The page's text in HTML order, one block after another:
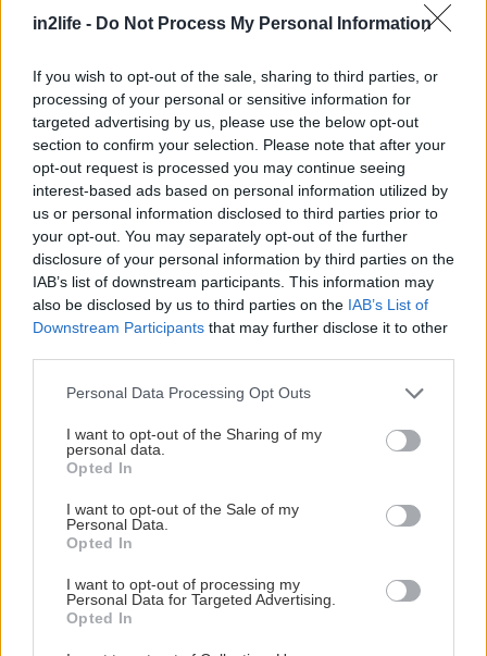
in2life - Do Not Process My Personal Information
If you wish to opt-out of the sale, sharing to third parties, or
processing of your personal or sensitive information for
targeted advertising by us, please use the below opt-out
section to confirm your selection. Please note that after your
opt-out request is processed you may continue seeing
interest-based ads based on personal information utilized by
us or personal information disclosed to third parties prior to
your opt-out. You may separately opt-out of the further
disclosure of your personal information by third parties on the
IAB’s list of downstream participants. This information may
also be disclosed by us to third parties on the IAB’s List of
Downstream Participants that may further disclose it to other
Please note that this website/app uses one or more Google
not limited to your visit or usage behaviour. You may click to
grant or deny consent to Google and its third-party tags to
use your data for below specified purposes in below Google
consent section.
Personal Data Processing Opt Outs
I want to opt-out of the Sharing of my
personal data.
Opted In
I want to opt-out of the Sale of my
Personal Data.
Opted In
I want to opt-out of processing my
Personal Data for Targeted Advertising.
Opted In
Όλες οι Ταινίες
ΤΑΙΝΊΕΣ (ΕΛΛΗΝΙΚΌΣ ΤΊΤΛΟΣ)
ΤΑΙΝΊΕΣ (ΠΡΩΤΌΤΥΠΟΣ ΤΊΤΛΟΣ)
Όλες οι Αίθουσες
ΑΝΆ ΠΕΡΙΟΧΉ
MULTIPLEX
ΣΧΕΤΙΚΑ LINKS
Το site της Αμερικανικής Ακαδημίας
Κινηματογράφου